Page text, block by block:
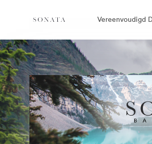
Vereenvoudigd